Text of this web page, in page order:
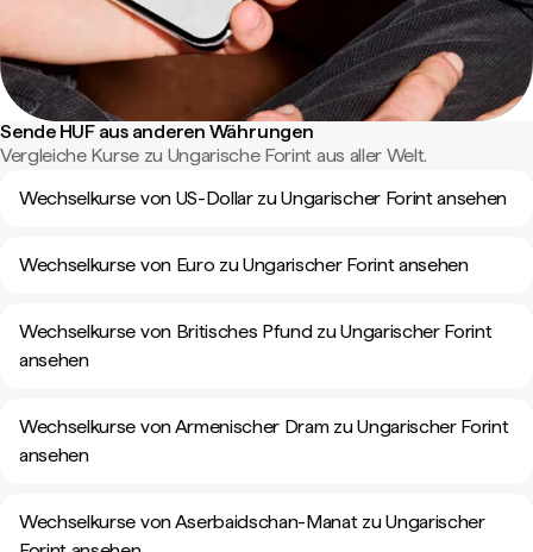
Sende HUF aus anderen Währungen
Vergleiche Kurse zu Ungarische Forint aus aller Welt.
Wechselkurse von US-Dollar zu Ungarischer Forint ansehen
Wechselkurse von Euro zu Ungarischer Forint ansehen
Wechselkurse von Britisches Pfund zu Ungarischer Forint
ansehen
Wechselkurse von Armenischer Dram zu Ungarischer Forint
ansehen
Wechselkurse von Aserbaidschan-Manat zu Ungarischer